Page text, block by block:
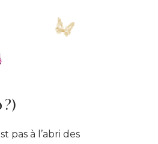
?)
pas à l’abri des